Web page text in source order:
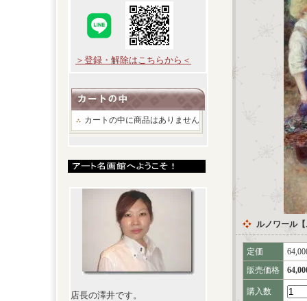
＞登録・解除はこちらから＜
カートの中に商品はありません
店長の澤井です。
ルノワール
定価
販売価格
購入数